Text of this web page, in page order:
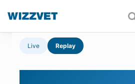
Live Replay